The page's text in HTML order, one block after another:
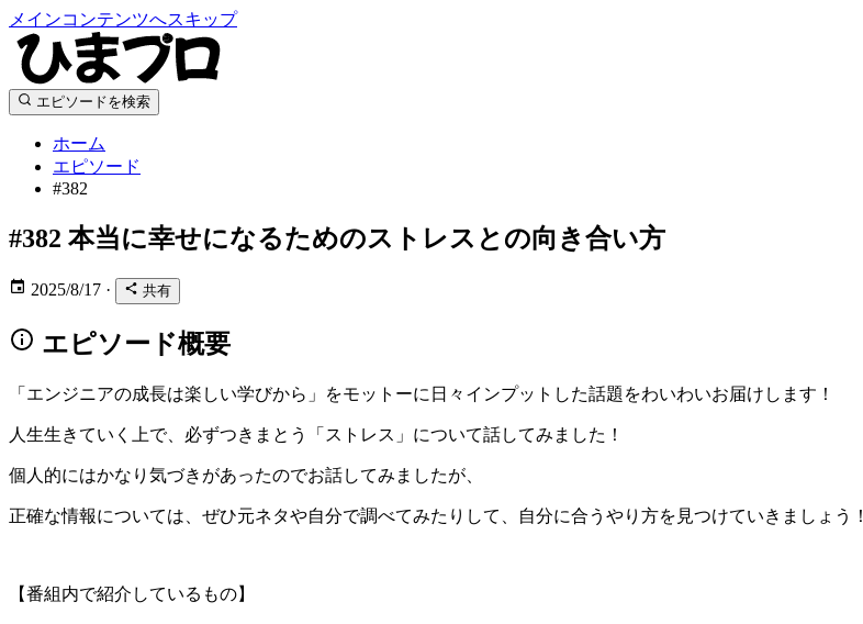
メインコンテンツへスキップ
エピソードを検索
ホーム
エピソード
#382
#382 本当に幸せになるためのストレスとの向き合い方
2025/8/17 · 共有
エピソード概要
「エンジニアの成長は楽しい学びから」をモットーに日々インプットした話題をわいわいお届けします！
人生生きていく上で、必ずつきまとう「ストレス」について話してみました！
個人的にはかなり気づきがあったのでお話してみましたが、
正確な情報については、ぜひ元ネタや自分で調べてみたりして、自分に合うやり方を見つけていきましょう！
【番組内で紹介しているもの】